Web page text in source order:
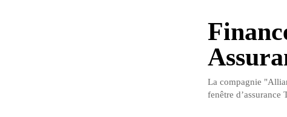
La compagnie
fenêtre